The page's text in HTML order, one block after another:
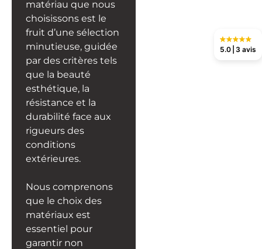
matériau que nous
choisissons est le
fruit d’une sélection
minutieuse, guidée
par des critères tels
que la beauté
esthétique, la
résistance et la
durabilité face aux
rigueurs des
conditions
extérieures.
Nous comprenons
que le choix des
matériaux est
essentiel pour
garantir non
5.0 3 avis